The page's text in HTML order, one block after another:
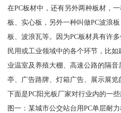
在PC板材中，还有另外两种板材，
板、实心板，另外一种叫做PC波浪
板、波浪瓦等。因为PC板材具有许
民用或工业领域中的各个环节，比
业温室及养殖大棚、高速公路的隔
亭、广告路牌、灯箱广告、展示展览
下面是PC阳光板厂家对行业内的一些
图一：某城市公交站台用PC单层耐